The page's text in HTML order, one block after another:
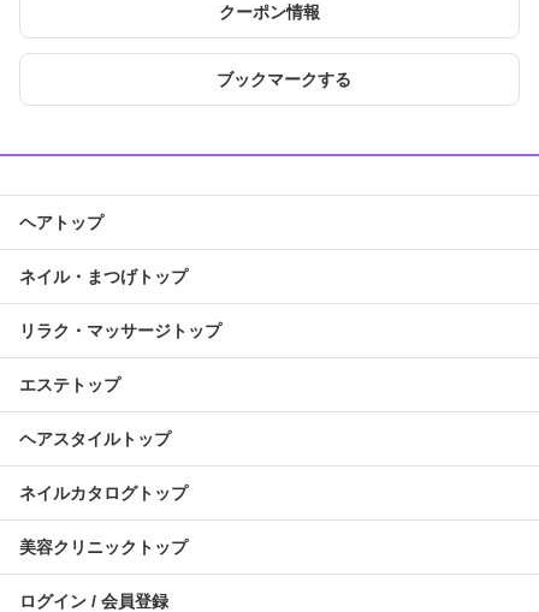
クーポン情報
ブックマークする
ヘアトップ
ネイル・まつげトップ
リラク・マッサージトップ
エステトップ
ヘアスタイルトップ
ネイルカタログトップ
美容クリニックトップ
ログイン / 会員登録